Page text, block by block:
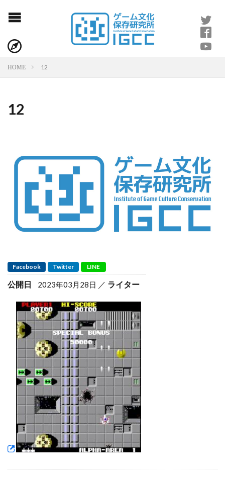
HOME 12
12
Facebook Twitter LINE
公開日 2023年03月28日 ライター